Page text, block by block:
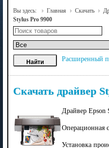
Вы здесь: Главная Скачать
Stylus Pro 9900
Расширенный
Скачать драйвер
Драйвер Epson
Операционная
Установка